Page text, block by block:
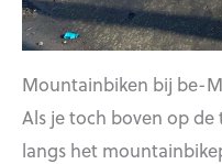
Mountainbiken bij be-
Als je toch boven op
langs het